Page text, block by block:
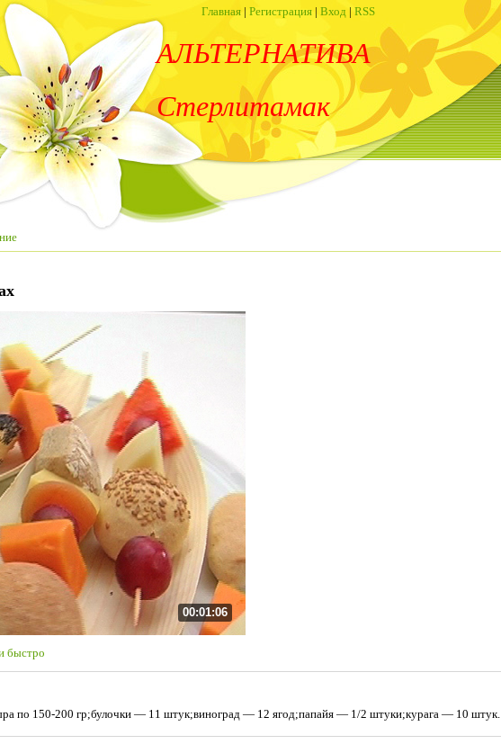
Главная | Регистрация | Вход | RSS
АЛЬТЕРНАТИВА
Стерлитамак
00:01:06
быстро
по 150-200 гр;булочки — 11 штук;виноград — 12 ягод;папайя — 1/2 штуки;курага — 10 штук.